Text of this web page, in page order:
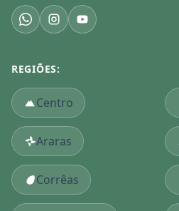
REGIÕES:
Centro
Araras
Corrêas